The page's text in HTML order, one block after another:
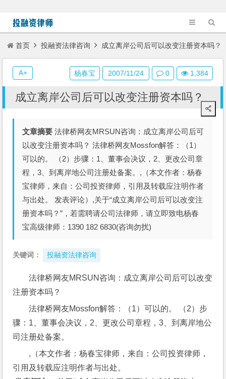
首页 投融资法律咨询 成立离岸公司后可以改变注册资本吗？
成立离岸公司后可以改变注册资本吗？
文章摘要 法律桥网友MRSUN咨询：成立离岸公司后可
以改变注册资本吗？ 法律桥网友Mossfon解答：（1）
可以的。 （2）步骤：1、董事会决议，2、更改公司章
程，3、到离岸地公司注册处备案。,（本文作者：杨春
宝律师，来自：公司投资律师，引用及转载应注明作者
与出处。 发表评论）,关于“成立离岸公司后可以改变注
册资本吗？”，若需聘请公司法律师，请立即致电杨春
宝高级律师：1390 182 6830(咨询勿扰)
关键词： 投融资法律咨询
法律桥网友MRSUN咨询：成立离岸公司后可以改变
注册资本吗？
法律桥网友Mossfon解答：（1）可以的。 （2）步
骤：1、董事会决议，2、更改公司章程，3、到离岸地公
司注册处备案。
,（本文作者：杨春宝律师，来自：公司投资律师，
引用及转载应注明作者与出处。
杨春宝 2007/11/24 0 1,384
A+